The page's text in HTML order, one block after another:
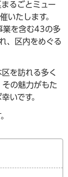
るごとミュー
いたします。
業を含む43の多
、区内をめぐる
を訪れる多く
の魅力がもた
いです。